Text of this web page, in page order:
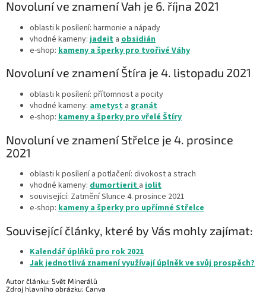
Novoluní ve znamení Vah je 6. října 2021
oblasti k posílení: harmonie a nápady
vhodné kameny: jadeit a obsidián
e-shop: kameny a šperky pro tvořivé Váhy
Novoluní ve znamení Štíra je 4. listopadu 2021
oblasti k posílení: přítomnost a pocity
vhodné kameny: ametyst a granát
e-shop: kameny a šperky pro vřelé Štíry
Novoluní ve znamení Střelce je 4. prosince
2021
oblasti k posílení a potlačení: divokost a strach
vhodné kameny: dumortierita iolit
související: Zatmění Slunce 4. prosince 2021
e-shop: kameny a šperky pro upřímné Střelce
Související články, které by Vás mohly zajímat:
Kalendář úplňků pro rok 2021
Jak jednotlivá znamení využívají úplněk ve svůj prospěch?
Autor článku: Svět Minerálů
Zdroj hlavního obrázku: Canva